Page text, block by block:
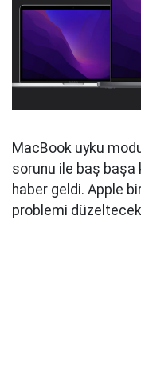
MacBook uyku
sorunu ile baş başa
haber geldi. Apple
problemi